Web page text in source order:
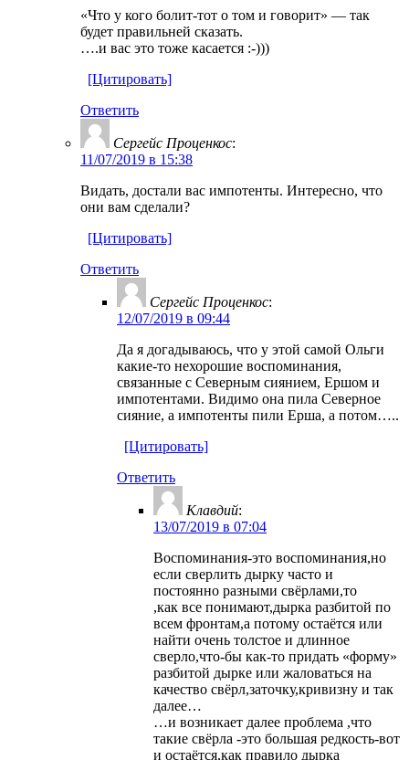
«Что у кого болит-тот о том и говорит» — так
будет правильней сказать.
….и вас это тоже касается :-)))
[Цитировать]
Ответить
Сергейс Проценкос:
11/07/2019 в 15:38
Видать, достали вас импотенты. Интересно, что
они вам сделали?
[Цитировать]
Ответить
Сергейс Проценкос:
12/07/2019 в 09:44
Да я догадываюсь, что у этой самой Ольги
какие-то нехорошие воспоминания,
связанные с Северным сиянием, Ершом и
импотентами. Видимо она пила Северное
сияние, а импотенты пили Ерша, а потом…..
[Цитировать]
Ответить
Клавдий:
13/07/2019 в 07:04
Воспоминания-это воспоминания,но
если сверлить дырку часто и
постоянно разными свёрлами,то
,как все понимают,дырка разбитой по
всем фронтам,а потому остаётся или
найти очень толстое и длинное
сверло,что-бы как-то придать «форму»
разбитой дырке или жаловаться на
качество свёрл,заточку,кривизну и так
далее…
…и возникает далее проблема ,что
такие свёрла -это большая редкость-вот
и остаётся,как правило дырка